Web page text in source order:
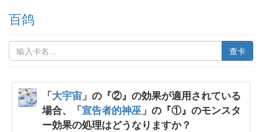
百鸽
查卡
「大宇宙 」の『②』の効果が適用されている
場合、「宣告者的神巫 」の『①』のモンスタ
ー効果の処理はどうなりますか？